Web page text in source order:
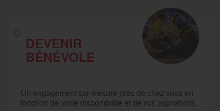
DEVENIR
BÉNÉVOLE
Un engagement sur-mesure près de chez vous en
fonction de votre disponibilité et de vos aspirations.